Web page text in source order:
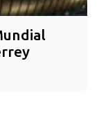
se consigue
pero
en casa y